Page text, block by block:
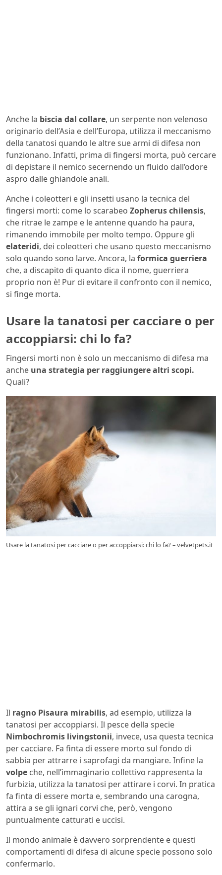
Anche la biscia dal collare, un serpente non velenoso
originario dell’Asia e dell’Europa, utilizza il meccanismo
della tanatosi quando le altre sue armi di difesa non
funzionano. Infatti, prima di fingersi morta, può cercare
di depistare il nemico secernendo un fluido dall’odore
aspro dalle ghiandole anali.
Anche i coleotteri e gli insetti usano la tecnica del
fingersi morti: come lo scarabeo Zopherus chilensis,
che ritrae le zampe e le antenne quando ha paura,
rimanendo immobile per molto tempo. Oppure gli
elateridi, dei coleotteri che usano questo meccanismo
solo quando sono larve. Ancora, la formica guerriera
che, a discapito di quanto dica il nome, guerriera
proprio non è! Pur di evitare il confronto con il nemico,
si finge morta.
Usare la tanatosi per cacciare o per
accoppiarsi: chi lo fa?
Fingersi morti non è solo un meccanismo di difesa ma
anche una strategia per raggiungere altri scopi.
Quali?
Usare la tanatosi per cacciare o per accoppiarsi: chi lo fa? – velvetpets.it
Il ragno Pisaura mirabilis, ad esempio, utilizza la
tanatosi per accoppiarsi. Il pesce della specie
Nimbochromis livingstonii, invece, usa questa tecnica
per cacciare. Fa finta di essere morto sul fondo di
sabbia per attrarre i saprofagi da mangiare. Infine la
volpe che, nell’immaginario collettivo rappresenta la
furbizia, utilizza la tanatosi per attirare i corvi. In pratica
fa finta di essere morta e, sembrando una carogna,
attira a se gli ignari corvi che, però, vengono
puntualmente catturati e uccisi.
Il mondo animale è davvero sorprendente e questi
comportamenti di difesa di alcune specie possono solo
confermarlo.